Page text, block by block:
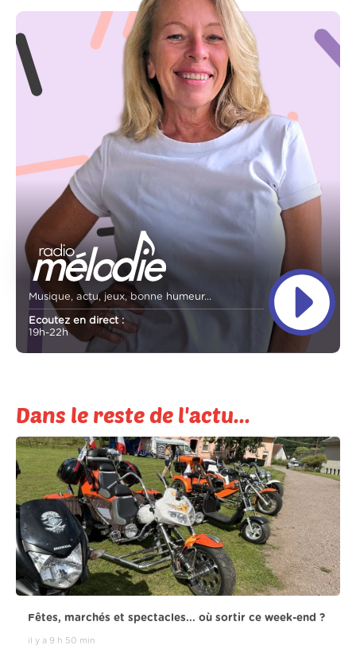
Musique, actu, jeux, bonne humeur...
Ecoutez en direct :
19h-22h
Dans le reste de l'actu...
Fêtes, marchés et spectacles... où sortir ce week-end ?
il y a 9 h 50 min